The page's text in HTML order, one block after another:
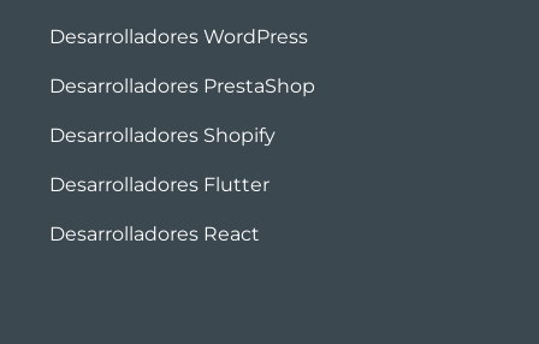
Desarrolladores WordPress
Desarrolladores PrestaShop
Desarrolladores Shopify
Desarrolladores Flutter
Desarrolladores React